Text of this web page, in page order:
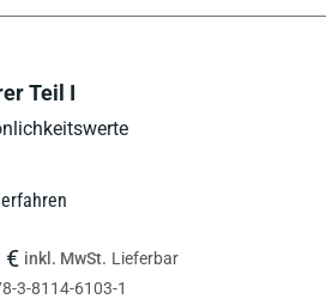
Teil I
€ inkl. MwSt. Lieferbar
3-8114-6103-1